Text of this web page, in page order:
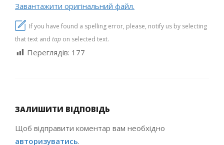
Завантажити оригінальний файл.
If you have found a spelling error, please, notify us by selecting
that text and tap on selected text.
Переглядів: 177
13
ЗАЛИШИТИ ВІДПОВІДЬ
Щоб відправити коментар вам необхідно
авторизуватись.